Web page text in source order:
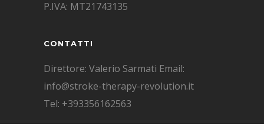
P.IVA: MT21743135
CONTATTI
Direttore: Valerio Sarmati Email:
info@stroke-therapy-revolution.it
Tel: +393356162563